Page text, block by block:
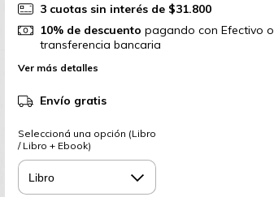
3 cuotas sin interés de $31.800
10% de descuento pagando con Efectivo o
transferencia bancaria
Ver más detalles
Envío gratis
Seleccioná una opción (Libro
/ Libro + Ebook)